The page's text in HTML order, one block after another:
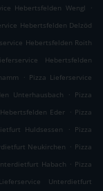
Hebertsfelden Wengl
.
Hebertsfelden Delzöd
Hebertsfelden Roith
Hebertsfelden
. Pizza Lieferservice
Unterhausbach . Pizza
Eder . Pizza
Huldsessen . Pizza
Neukirchen . Pizza
Habach . Pizza
Unterdietfurt